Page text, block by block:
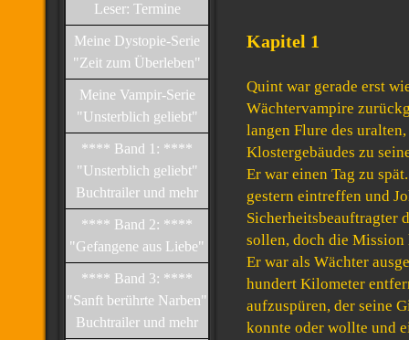
Leser: Termine
Meine Dystopie-Serie
"Zeit zum Überleben"
Meine Vampir-Serie
"Unsterblich geliebt"
**** Band 1: ****
"Unsterblich geliebt"
Buchtrailer und mehr
**** Band 2: ****
"Gefangene aus Liebe"
**** Band 3: ****
"Sanft berührte Narben"
Buchtrailer und mehr
Kapitel 1
Quint war gerade erst
Wächtervampire
langen Flure des
Klostergebäudes zu
Er war einen Tag zu
gestern eintreffen und
Sicherheitsbeauftragter
sollen, doch die Mission
Er war als Wächter
hundert Kilometer
aufzuspüren, der seine
konnte oder wollte und